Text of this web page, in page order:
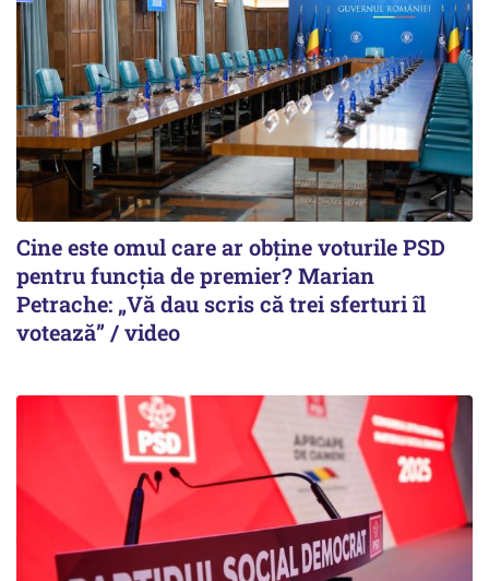
Cine este omul care ar obține voturile PSD
pentru funcția de premier? Marian
Petrache: „Vă dau scris că trei sferturi îl
votează” / video